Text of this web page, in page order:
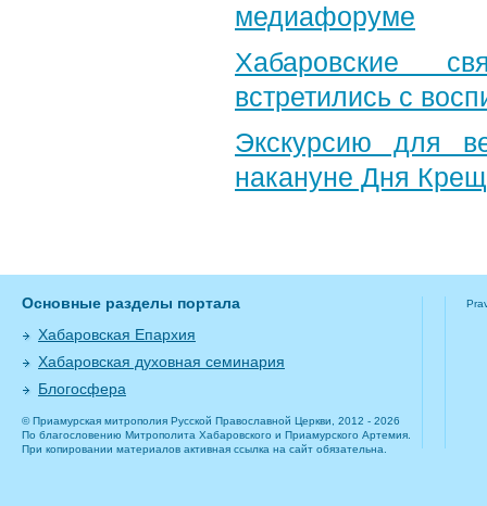
медиафоруме
Хабаровские
встретились с
Экскурсию для
накануне Дня
Основные разделы портала
Хабаровская Епархия
Хабаровская духовная семинария
Блогосфера
© Приамурская митрополия Русской Православной Церкви, 2012 - 2026
По благословению Митрополита Хабаровского и Приамурского Артемия.
При копировании материалов активная ссылка на сайт обязательна.